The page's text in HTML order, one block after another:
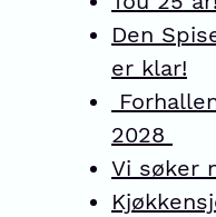
Den
er klar!
2028
Vi søker